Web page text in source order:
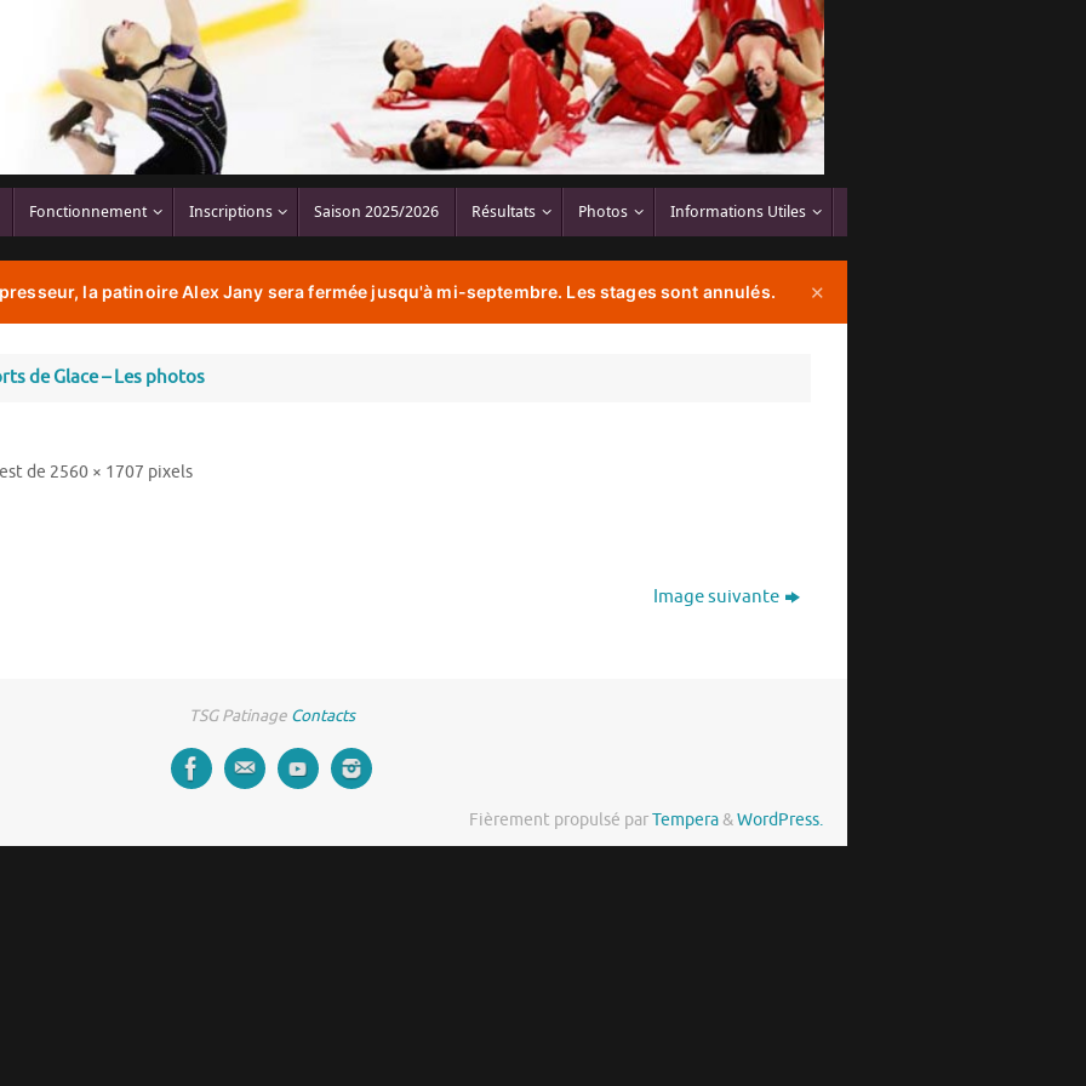
Fonctionnement Inscriptions Saison 2025/2026 Résultats Photos Informations Utiles
la patinoire Alex Jany sera fermée jusqu'à mi-septembre. Les stages sont annulés. ✕
de Glace – Les photos
de 2560 × 1707 pixels
Image suivante
TSG Patinage Contacts
Fièrement propulsé parTempera&WordPress.